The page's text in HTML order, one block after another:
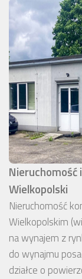
Wielkopolski
Nieruchomość
Wielkopolskim
na wynajem z
do wynajmu
działce o